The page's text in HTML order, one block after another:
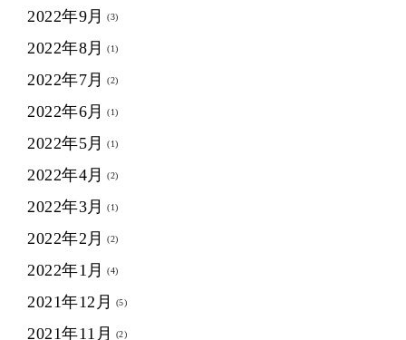
2022年9月 (3)
2022年8月 (1)
2022年7月 (2)
2022年6月 (1)
2022年5月 (1)
2022年4月 (2)
2022年3月 (1)
2022年2月 (2)
2022年1月 (4)
2021年12月 (5)
2021年11月 (2)